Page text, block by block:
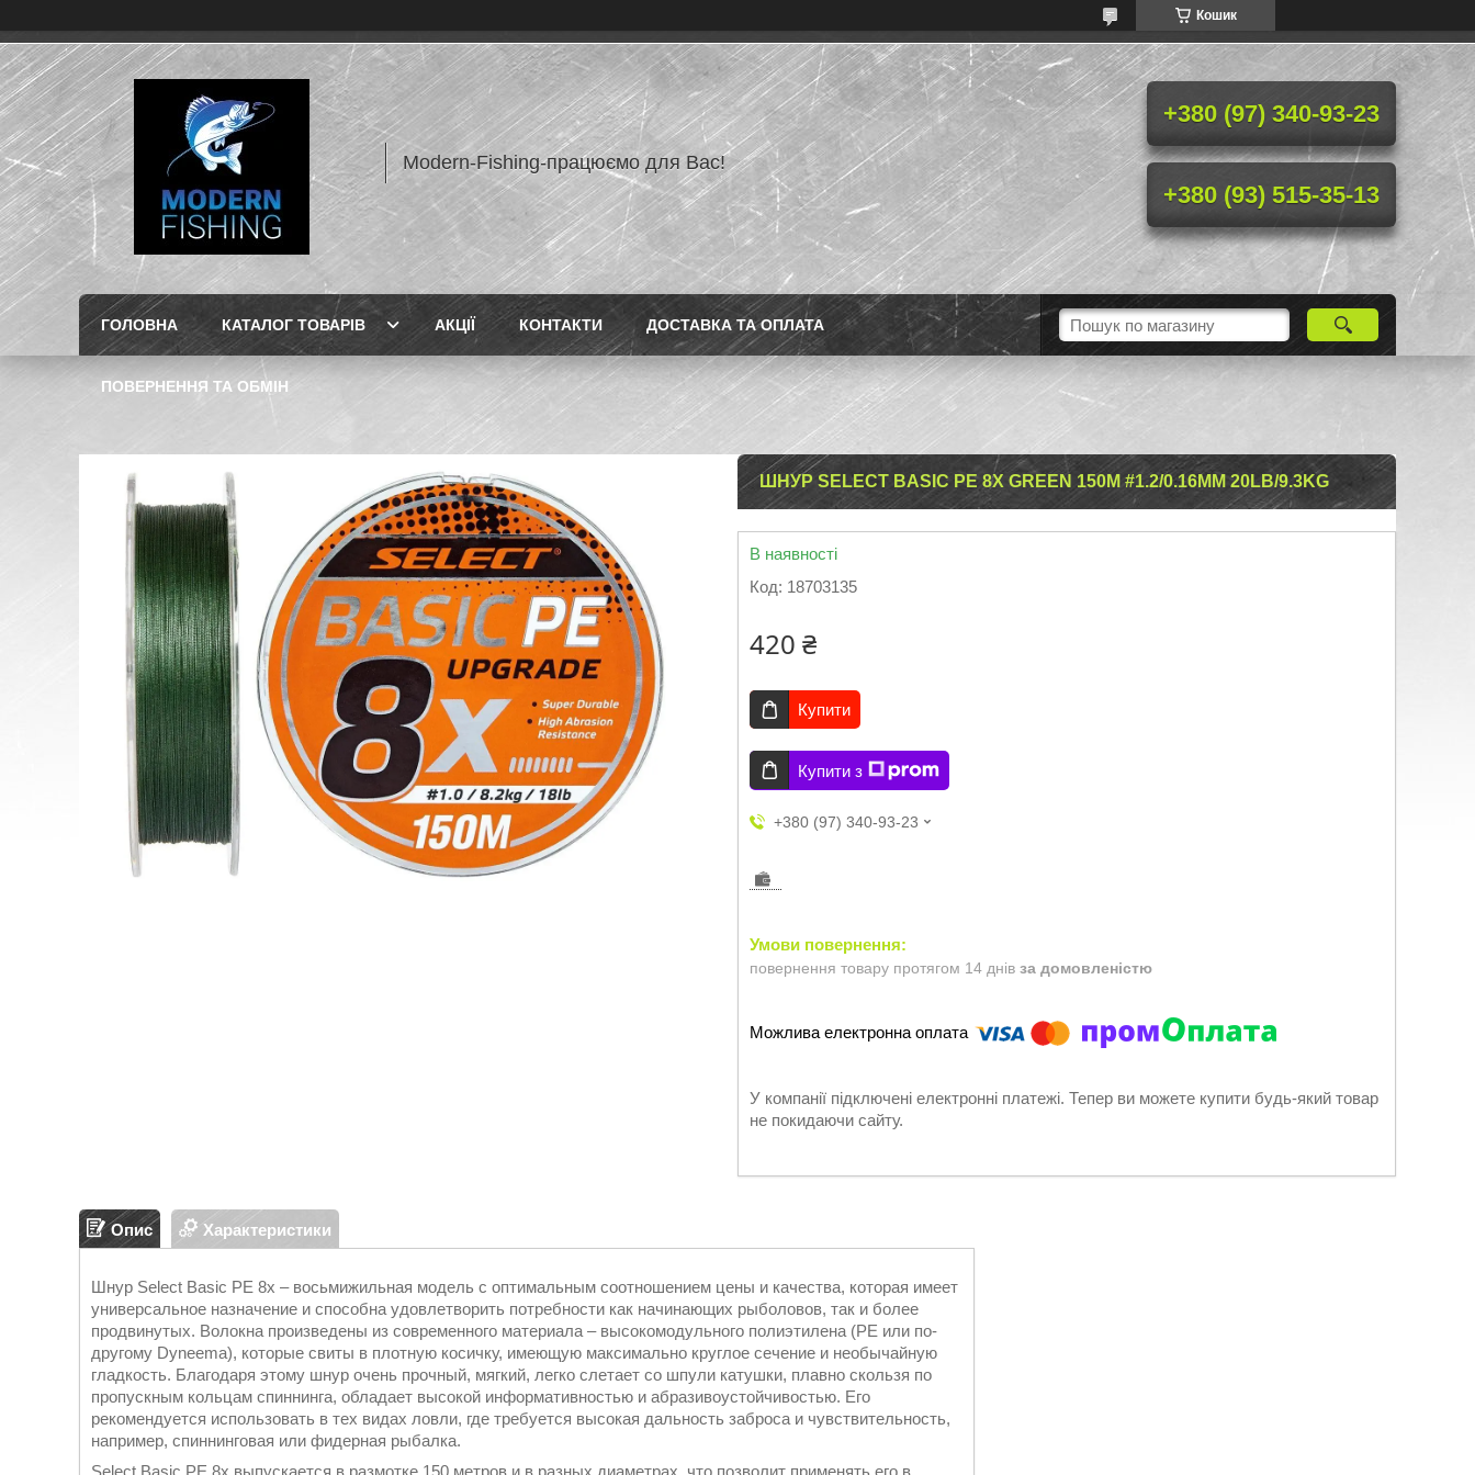
Кошик
Modern-Fishing-працюємо для Вас!
+380 (97) 340-93-23
+380 (93) 515-35-13
ГОЛОВНА КАТАЛОГ ТОВАРІВ АКЦІЇ КОНТАКТИ ДОСТАВКА ТА ОПЛАТА
ПОВЕРНЕННЯ ТА ОБМІН
ШНУР SELECT BASIC PE 8X GREEN 150M #1.2/0.16MM 20LB/9.3KG
В наявності
Код: 18703135
420 ₴
Купити
Купити з
+380 (97) 340-93-23
повернення товару протягом 14 днів за домовленістю
У компанії підключені електронні платежі. Тепер ви можете купити будь-який товар
не покидаючи сайту.
Опис Характеристики
Шнур Select Basic PE 8x – восьмижильная модель с оптимальным соотношением цены и качества, которая имеет
универсальное назначение и способна удовлетворить потребности как начинающих рыболовов, так и более
продвинутых. Волокна произведены из современного материала – высокомодульного полиэтилена (PE или по-
другому Dyneema), которые свиты в плотную косичку, имеющую максимально круглое сечение и необычайную
гладкость. Благодаря этому шнур очень прочный, мягкий, легко слетает со шпули катушки, плавно скользя по
пропускным кольцам спиннинга, обладает высокой информативностью и абразивоустойчивостью. Его
рекомендуется использовать в тех видах ловли, где требуется высокая дальность заброса и чувствительность,
например, спиннинговая или фидерная рыбалка.
Select Basic PE 8x выпускается в размотке 150 метров и в разных диаметрах, что позволит применять его в